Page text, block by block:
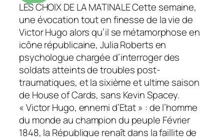
LES CHOIX DE LA MATINALE Cette semaine,
une évocation tout en finesse de la vie de
Victor Hugo alors qu’il se métamorphose en
icône républicaine, Julia Roberts en
psychologue chargée d’interroger des
soldats atteints de troubles post-
traumatiques, et la sixième et ultime saison
de House of Cards, sans Kevin Spacey.
« Victor Hugo, ennemi d’Etat » : de l’homme
du monde au champion du peuple Février
1848, la République renaît dans la faillite de